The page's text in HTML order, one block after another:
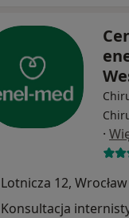
·
Lotnicza 12, Wrocław
Konsultacja